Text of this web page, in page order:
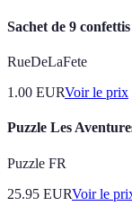
Sachet de 9
RueDeLaFete
1.00 EURVoir le prix
Puzzle Les
Puzzle FR
25.95 EURVoir le